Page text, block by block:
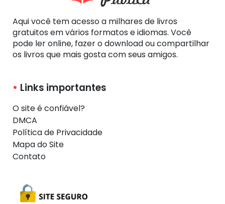
Aqui você tem acesso a milhares de livros
gratuitos em vários formatos e idiomas. Você
pode ler online, fazer o download ou compartilhar
os livros que mais gosta com seus amigos.
Links importantes
O site é confiável?
DMCA
Política de Privacidade
Mapa do Site
Contato